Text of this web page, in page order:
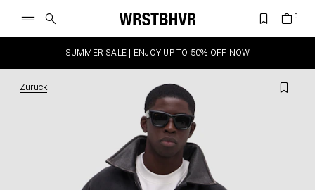
SUMMER SALE | ENJOY UP TO 50% OFF NOW
Zurück